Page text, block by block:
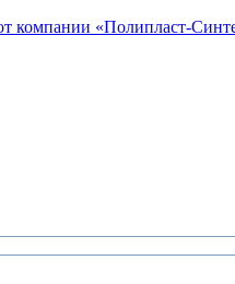
компании «Полипласт-